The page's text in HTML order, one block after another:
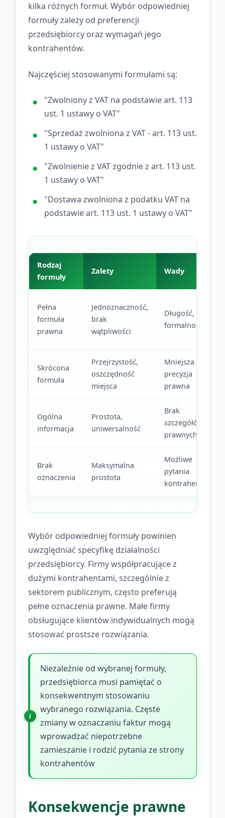
kilka różnych formuł. Wybór odpowiedniej
formuły zależy od preferencji
przedsiębiorcy oraz wymagań jego
kontrahentów.
Najczęściej stosowanymi formułami są:
"Zwolniony z VAT na podstawie art. 113
ust. 1 ustawy o VAT"
"Sprzedaż zwolniona z VAT - art. 113 ust.
1 ustawy o VAT"
"Zwolnienie z VAT zgodnie z art. 113 ust.
1 ustawy o VAT"
"Dostawa zwolniona z podatku VAT na
podstawie art. 113 ust. 1 ustawy o VAT"
Rodzaj
formuły
Zalety Wady
Pełna
formuła
prawna
Jednoznaczność,
brak
wątpliwości
Długość,
formalność
Skrócona
formuła
Przejrzystość,
oszczędność
miejsca
Mniejsza
precyzja
prawna
Ogólna
informacja
Prostota,
uniwersalność
Brak
szczegółów
prawnych
Brak
oznaczenia
Maksymalna
prostota
Możliwe
pytania
kontrahentów
Wybór odpowiedniej formuły powinien
uwzględniać specyfikę działalności
przedsiębiorcy. Firmy współpracujące z
dużymi kontrahentami, szczególnie z
sektorem publicznym, często preferują
pełne oznaczenia prawne. Małe firmy
obsługujące klientów indywidualnych mogą
stosować prostsze rozwiązania.
Niezależnie od wybranej formuły,
przedsiębiorca musi pamiętać o
konsekwentnym stosowaniu
wybranego rozwiązania. Częste
zmiany w oznaczaniu faktur mogą
wprowadzać niepotrzebne
zamieszanie i rodzić pytania ze strony
kontrahentów
Konsekwencje prawne